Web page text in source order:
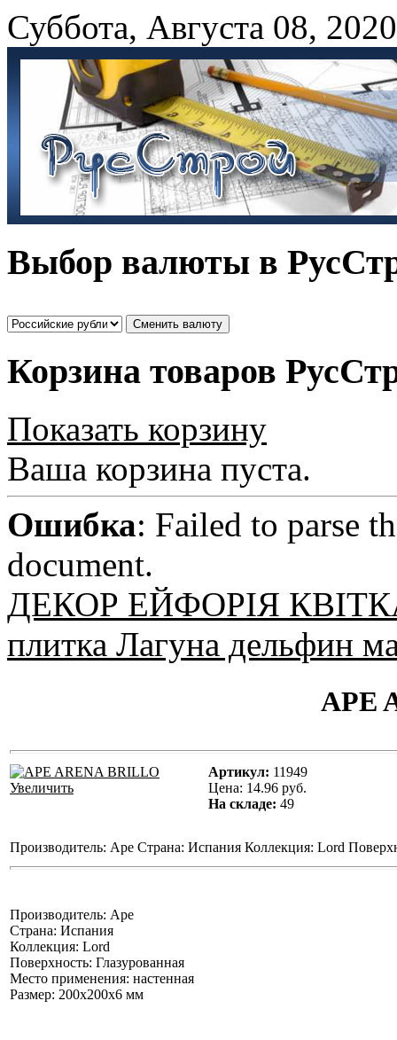
Суббота, Августа 08, 2020
Выбор валюты в
Корзина товаров
Показать корзину
Ваша корзина пуста.
Ошибка: Failed to parse
document.
ДЕКОР ЕЙФОРІЯ
плитка Лагуна дельфин
APE
Увеличить
Артикул: 11949
Цена: 14.96 руб.
На складе: 49
Производитель: Ape Страна: Испания Коллекция: Lord
Производитель: Ape
Страна: Испания
Коллекция: Lord
Поверхность: Глазурованная
Место применения: настенная
Размер: 200x200x6 мм